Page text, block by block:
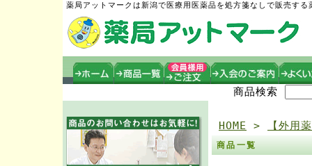
薬局アットマークは新潟で医療用医薬品を処方箋なしで販売する
商品検索
HOME > 【外用
商品一覧